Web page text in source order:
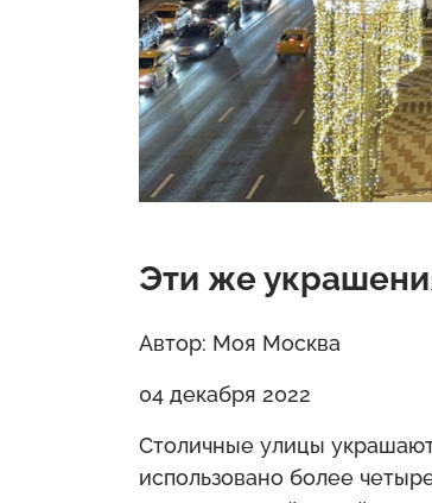
Эти же
Автор: Моя Москва
04 декабря 2022
Столичные улицы
использовано более